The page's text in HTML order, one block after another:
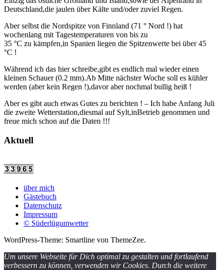
Deutschland,die jaulen über Kälte und/oder zuviel Regen.
Aber selbst die Nordspitze von Finnland (71 ° Nord !) hat
wochenlang mit Tagestemperaturen von bis zu
35 °C zu kämpfen,in Spanien liegen die Spitzenwerte bei über 45
°C !
Während ich das hier schreibe,gibt es endlich mal wieder einen
kleinen Schauer (0.2 mm).Ab Mitte nächster Woche soll es kühler
werden (aber kein Regen !),davor aber nochmal bullig heiß !
Aber es gibt auch etwas Gutes zu berichten ! – Ich habe Anfang Juli
die zweite Wetterstation,diesmal auf Sylt,inBetrieb genommen und
freue mich schon auf die Daten !!!
Aktuell
über mich
Gästebuch
Datenschutz
Impressum
© Süderlügumwetter
WordPress-Theme: Smartline von ThemeZee.
Um unsere Webseite für Dich optimal zu gestalten und fortlaufend
verbessern zu können, verwenden wir Cookies. Durch die weitere